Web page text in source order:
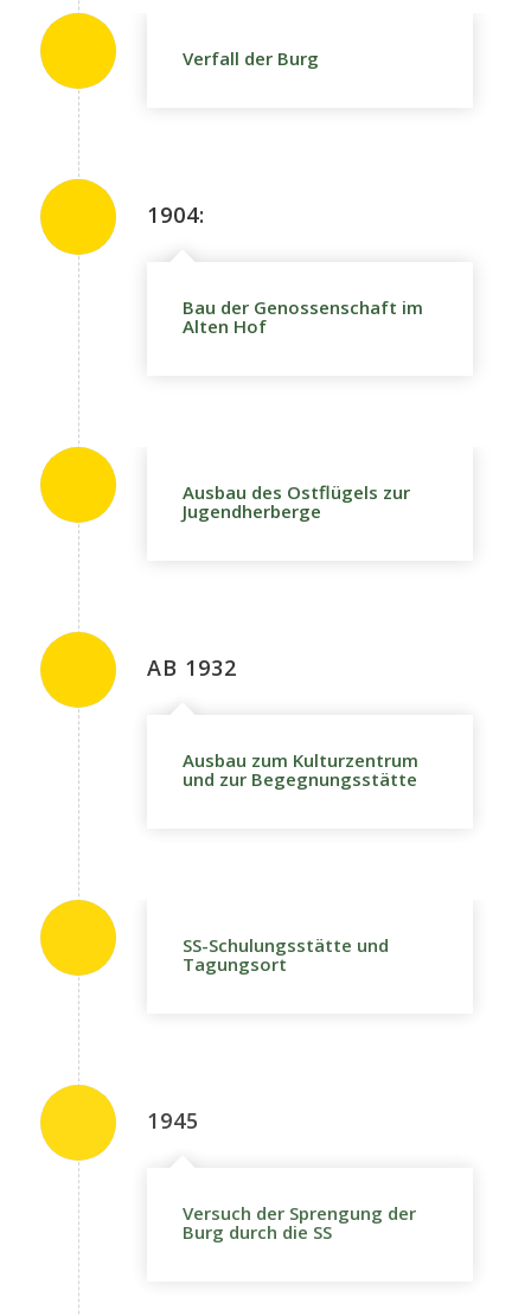
Verfall der Burg
1904:
Bau der Genossenschaft im
Alten Hof
Ausbau des Ostflügels zur
Jugendherberge
AB 1932
Ausbau zum Kulturzentrum
und zur Begegnungsstätte
SS-Schulungsstätte und
Tagungsort
1945
Versuch der Sprengung der
Burg durch die SS